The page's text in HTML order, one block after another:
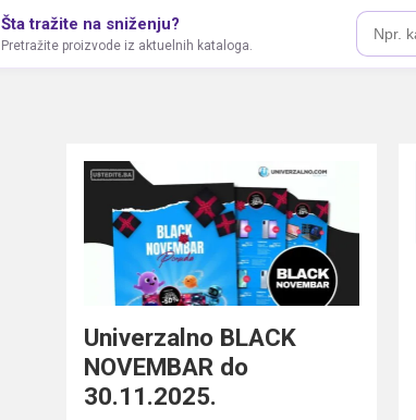
Šta tražite na sniženju?
Pretražite proizvode iz aktuelnih kataloga.
Univerzalno BLACK
NOVEMBAR do
30.11.2025.